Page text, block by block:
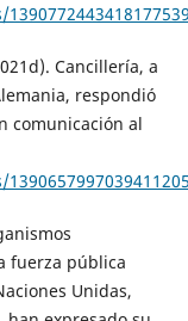
Cancillería, a
respondió
comunicación al
fuerza pública
Unidas,